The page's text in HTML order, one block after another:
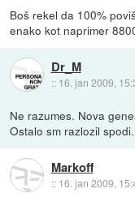
Boš rekel da 100%
enako kot naprimer
Dr_M
:: 16. jan 2009,
Ne razumes. Nova
Ostalo sm razlozil spodi.
Markoff
:: 16. jan 2009,